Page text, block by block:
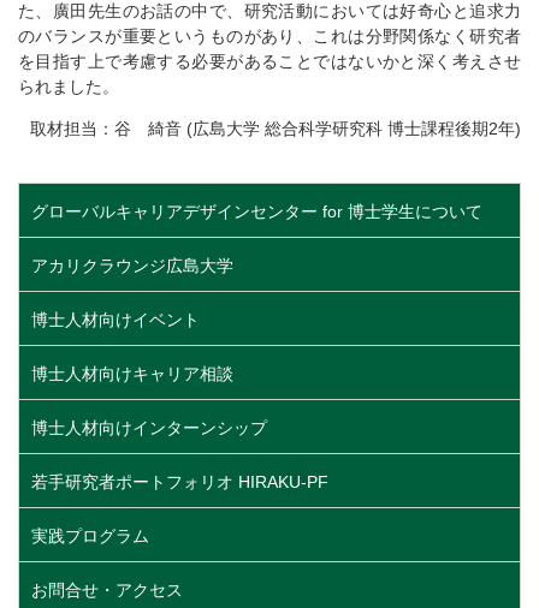
た、廣田先生のお話の中で、研究活動においては好奇心と追求力
のバランスが重要というものがあり、これは分野関係なく研究者
を目指す上で考慮する必要があることではないかと深く考えさせ
られました。
取材担当：谷 綺音 (広島大学 総合科学研究科 博士課程後期2年)
グローバルキャリアデザインセンター for 博士学生について
アカリクラウンジ広島大学
博士人材向けイベント
博士人材向けキャリア相談
博士人材向けインターンシップ
若手研究者ポートフォリオ HIRAKU-PF
実践プログラム
お問合せ・アクセス